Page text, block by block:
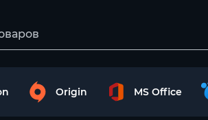
Origin MS Office